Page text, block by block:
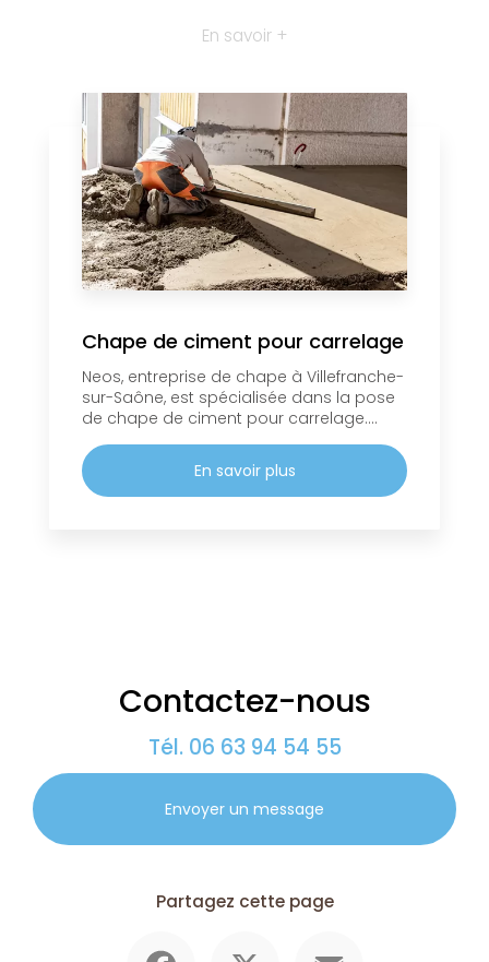
En savoir +
Chape de ciment pour carrelage
Neos, entreprise de chape à Villefranche-
sur-Saône, est spécialisée dans la pose
de chape de ciment pour carrelage....
En savoir plus
Contactez-nous
Tél. 06 63 94 54 55
Envoyer un message
Partagez cette page